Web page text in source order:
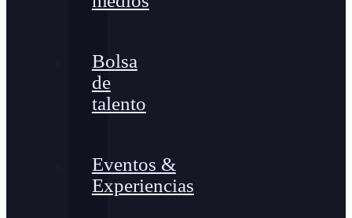
Bolsa
de
talento
Eventos &
Experiencias